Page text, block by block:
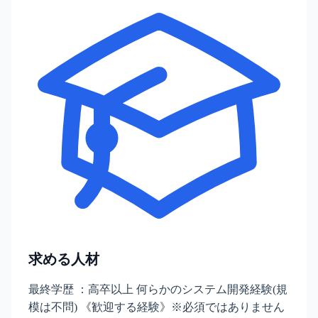
求める人材
最終学歴 ：高卒以上 何らかのシステム開発経験(規
模は不問) 《歓迎する経験》※必須ではありません